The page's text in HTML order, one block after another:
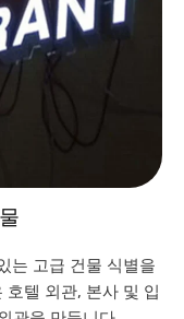
는 고급 건물 식별을
텔 외관, 본사 및 입